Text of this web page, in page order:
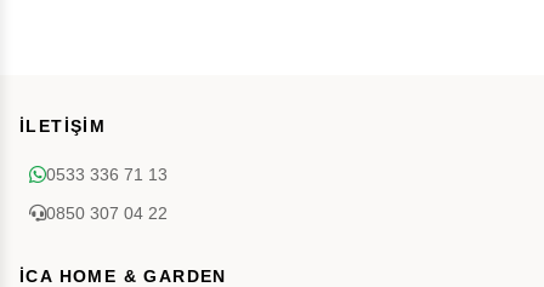
İLETİŞİM
0533 336 71 13
0850 307 04 22
İCA HOME & GARDEN